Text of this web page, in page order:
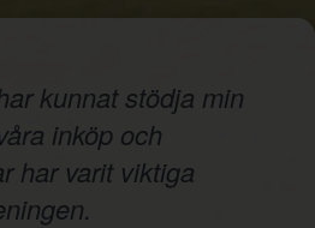
kunnat stödja min
inköp och
har varit viktiga